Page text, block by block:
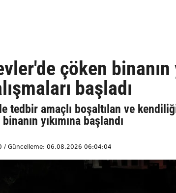
çöken
başladı
tedbir amaçlı boşaltılan ve
yıkımına başlandı
/ Güncelleme: 06.08.2026 06:04:04